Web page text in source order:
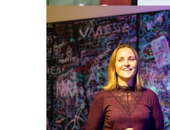
Hurra for ungdommen!
– Det er et enormt privilegium
på Ungdomshuset Panzer.
Les mer